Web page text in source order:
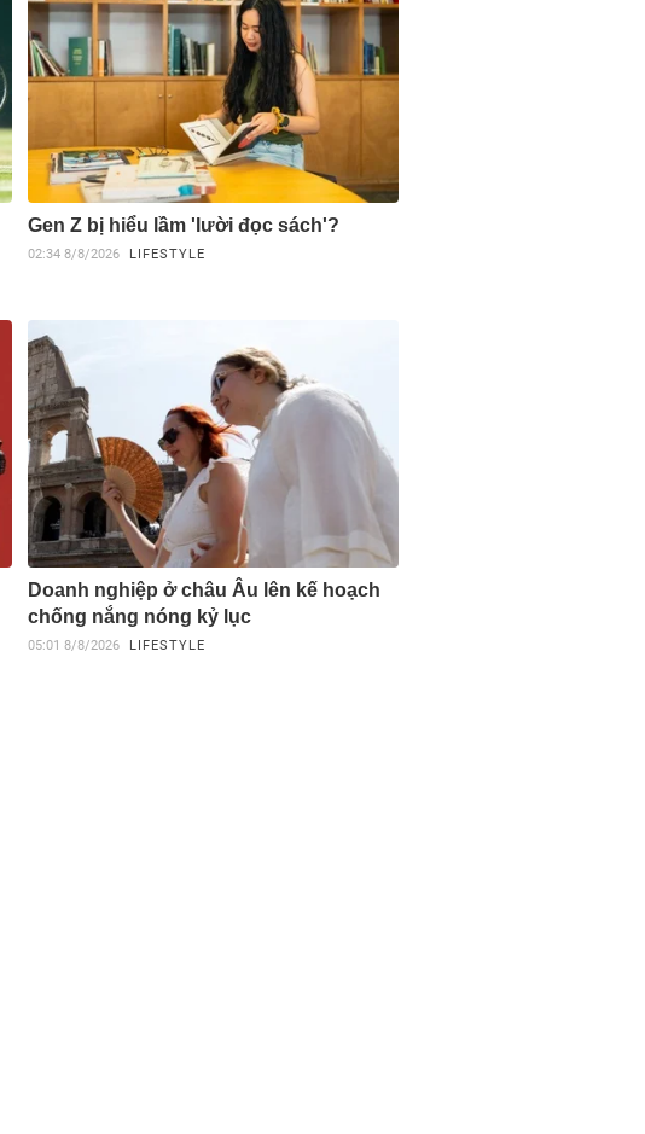
Gen Z bị hiểu lầm 'lười đọc sách'?
02:34 8/8/2026 LIFESTYLE
Doanh nghiệp ở châu Âu lên kế hoạch
chống nắng nóng kỷ lục
05:01 8/8/2026 LIFESTYLE